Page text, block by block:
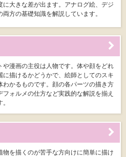
に大きな差が出ます。アナログ絵、デジ
両方の基礎知識を解説しています。
や漫画の主役は人物です。体や顔をどれ
に描けるかどうかで、絵師としてのスキ
わかるものです。顔の各パーツの描き方
フォルメの仕方など実践的な解説を揃え
物を描くのが苦手な方向けに簡単に描け